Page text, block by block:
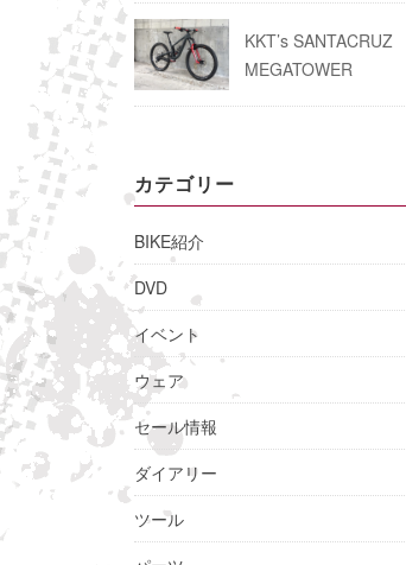
KKT’s SANTACRUZ
MEGATOWER
カテゴリー
BIKE紹介
DVD
イベント
ウェア
セール情報
ダイアリー
ツール